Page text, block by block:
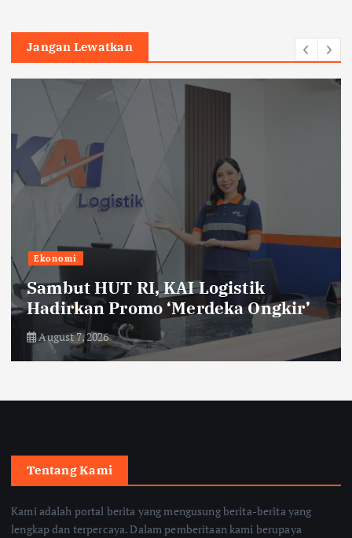
Jangan Lewatkan
Ekonomi
Sambut HUT RI, KAI Logistik
Hadirkan Promo ‘Merdeka Ongkir’
August 7, 2026
Tentang Kami
Kami adalah portal berita yang mengusung berita-berita yang
lengkap dan terpercaya. Dalam pemberitaan kami berupaya